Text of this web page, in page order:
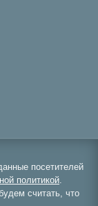
посетителей
политикой.
считать, что